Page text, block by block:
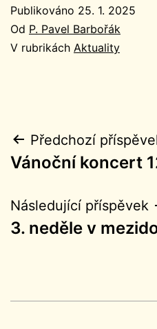
Publikováno 25. 1. 2025
Od P. Pavel Barbořák
V rubrikách Aktuality
Navigace
pro
příspěvek
Předchozí
Vánoční koncert
Následující příspěvek
3. neděle v